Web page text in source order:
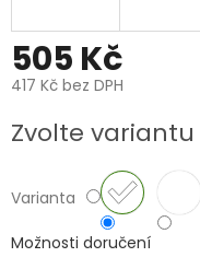
505 Kč
417 Kč bez DPH
cena:
Zvolte variantu
Varianta
Možnosti doručení